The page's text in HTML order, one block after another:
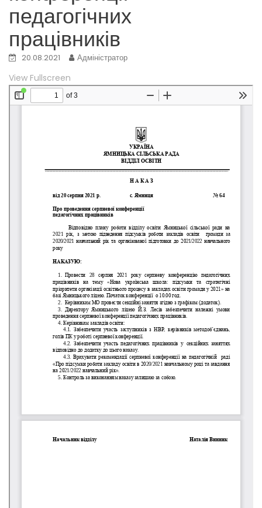
педагогічних
працівників
20.08.2021 Адміністратор
View Fullscreen